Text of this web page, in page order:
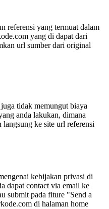
referensi yang termuat dalam
yang di dapat dari
url sumber dari original
tidak memungut biaya
anda lakukan, dimana
langsung ke site url referensi
kebijakan privasi di
dapat contact via email ke
submit pada fiture "Send a
di halaman home